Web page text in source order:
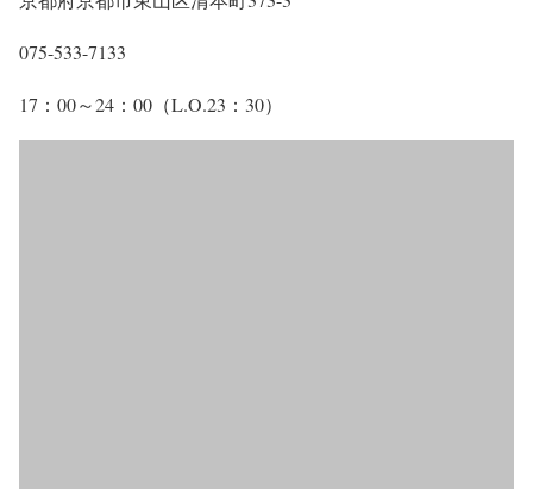
075-533-7133
17：00～24：00（L.O.23：30）